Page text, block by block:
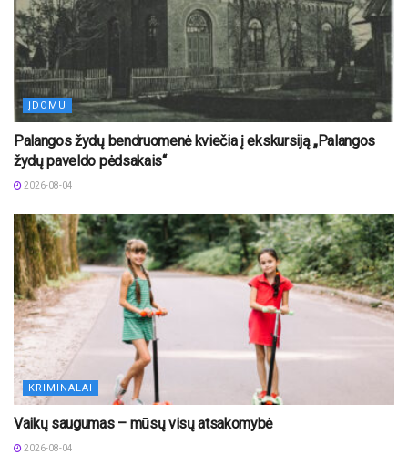
ĮDOMU
Palangos žydų bendruomenė kviečia į ekskursiją „Palangos
žydų paveldo pėdsakais“
2026-08-04
KRIMINALAI
Vaikų saugumas – mūsų visų atsakomybė
2026-08-04